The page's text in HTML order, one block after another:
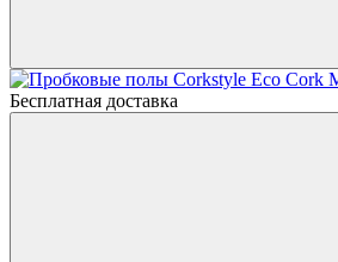
Бесплатная доставка